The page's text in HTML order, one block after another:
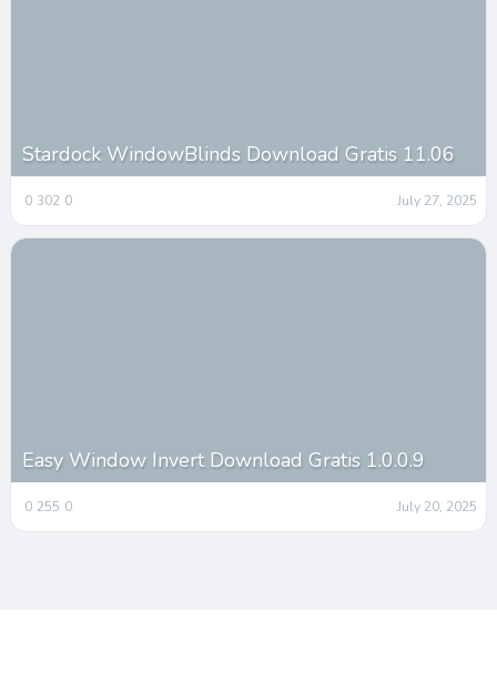
Stardock WindowBlinds Download Gratis 11.06
0 302 0 July 27, 2025
Easy Window Invert Download Gratis 1.0.0.9
0 255 0 July 20, 2025